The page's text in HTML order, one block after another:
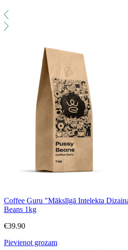
Coffee Guru "Mākslīgā Intelekta
Beans 1kg
€39.90
Pievienot grozam